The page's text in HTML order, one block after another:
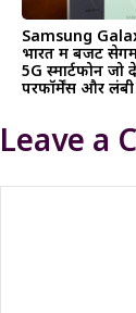
Samsung
भारत में बजट
5G स्मार्टफोन जो
परफॉर्मेंस और
Leave a